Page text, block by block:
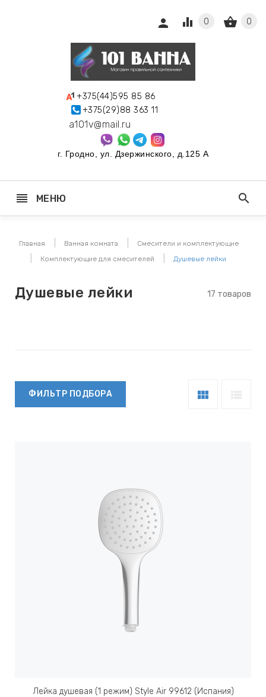
+375(44)595 85 86
+375(29)88 363 11
a101v@mail.ru
г. Гродно, ул. Дзержинского, д.125 А
person shopping_basket 0
equalizer 0
reorder МЕНЮ
keyboard_arrow_right
keyboard_arrow_right
search
Главная Ванная комната
Смесители и комплектующие
Комплектующие для смесителей
Душевые лейки
17 товаров
Душевые лейки
ФИЛЬТР ПОДБОРА view_module
Лейка душевая (1 режим) Style Air 99612 (Испания)